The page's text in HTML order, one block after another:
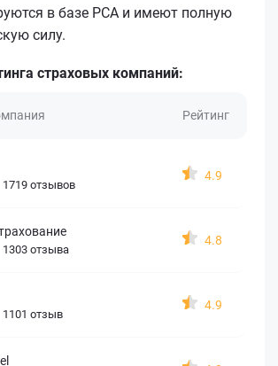
в базе РСА и имеют полную
силу.
страховых компаний:
Рейтинг
1719 отзывов
4.9
1303 отзыва
4.8
1101 отзыв
4.9